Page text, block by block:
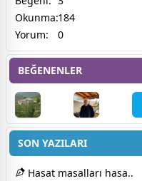
Okunma:184
Yorum:
0
BEĞENENLER
SON YAZILARI
Hasat masalları hasa..